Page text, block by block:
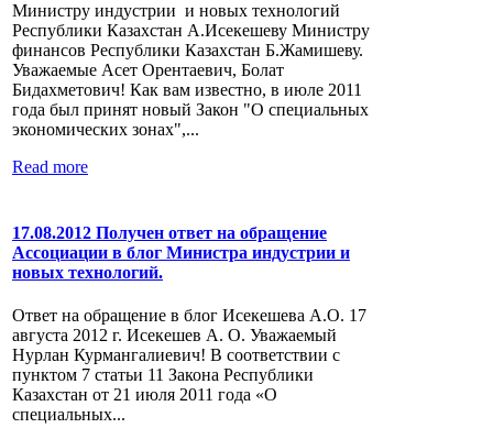
Министру индустрии и новых технологий
Республики Казахстан А.Исекешеву Министру
финансов Республики Казахстан Б.Жамишеву.
Уважаемые Асет Орентаевич, Болат
Бидахметович! Как вам известно, в июле 2011
года был принят новый Закон "О специальных
экономических зонах",...
Read more
17.08.2012 Получен ответ на обращение
Ассоциации в блог Министра индустрии и
новых технологий.
Ответ на обращение в блог Исекешева А.О. 17
августа 2012 г. Исекешев А. О. Уважаемый
Нурлан Курмангалиевич! В соответствии с
пунктом 7 статьи 11 Закона Республики
Казахстан от 21 июля 2011 года «О
специальных...